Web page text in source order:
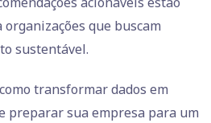
que buscam
sustentável.
transformar dados em
preparar sua empresa para um